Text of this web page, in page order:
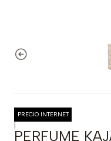
PRECIO INTERNET
|
PERFUME